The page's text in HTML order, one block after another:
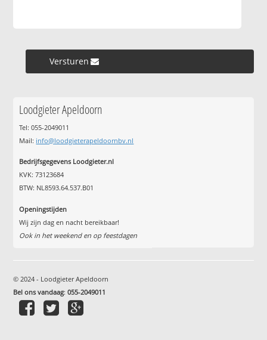
Versturen »
Loodgieter Apeldoorn
Tel: 055-2049011
Mail: info@loodgieterapeldoornbv.nl
Bedrijfsgegevens Loodgieter.nl
KVK: 73123684
BTW: NL8593.64.537.B01
Openingstijden
Wij zijn dag en nacht bereikbaar!
Ook in het weekend en op feestdagen
© 2024 - Loodgieter Apeldoorn
Bel ons vandaag:055-2049011